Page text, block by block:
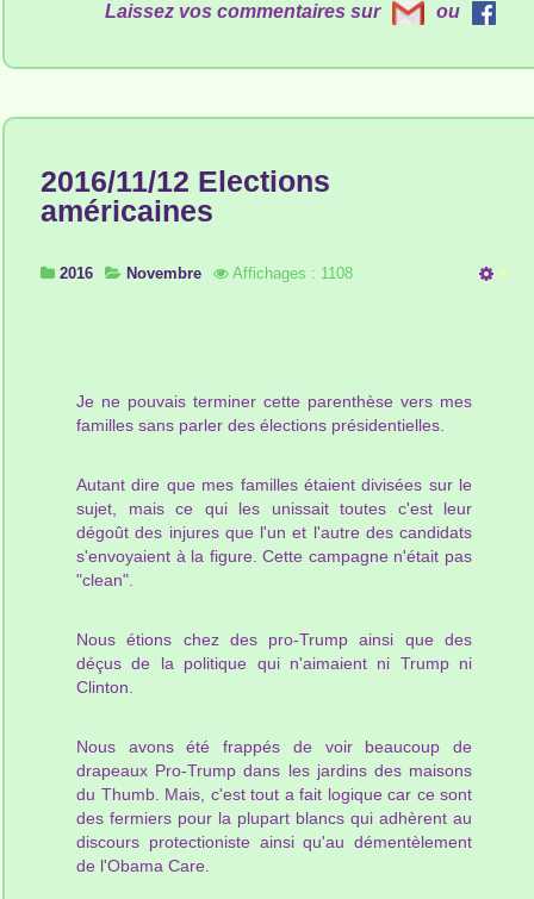
Laissez vos commentaires sur ou
2016/11/12 Elections
américaines
2016 Novembre Affichages : 1108
Je ne pouvais terminer cette parenthèse vers mes
familles sans parler des élections présidentielles.
Autant dire que mes familles étaient divisées sur le
sujet, mais ce qui les unissait toutes c'est leur
dégoût des injures que l'un et l'autre des candidats
s'envoyaient à la figure. Cette campagne n'était pas
"clean".
Nous étions chez des pro-Trump ainsi que des
déçus de la politique qui n'aimaient ni Trump ni
Clinton.
Nous avons été frappés de voir beaucoup de
drapeaux Pro-Trump dans les jardins des maisons
du Thumb. Mais, c'est tout a fait logique car ce sont
des fermiers pour la plupart blancs qui adhèrent au
discours protectioniste ainsi qu'au démentèlement
de l'Obama Care.